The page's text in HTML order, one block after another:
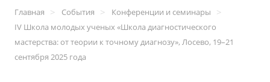
Главная > События > Конференции и семинары >
IV Школа молодых ученых «Школа диагностического
мастерства: от теории к точному диагнозу», Лосево, 19–21
сентября 2025 года